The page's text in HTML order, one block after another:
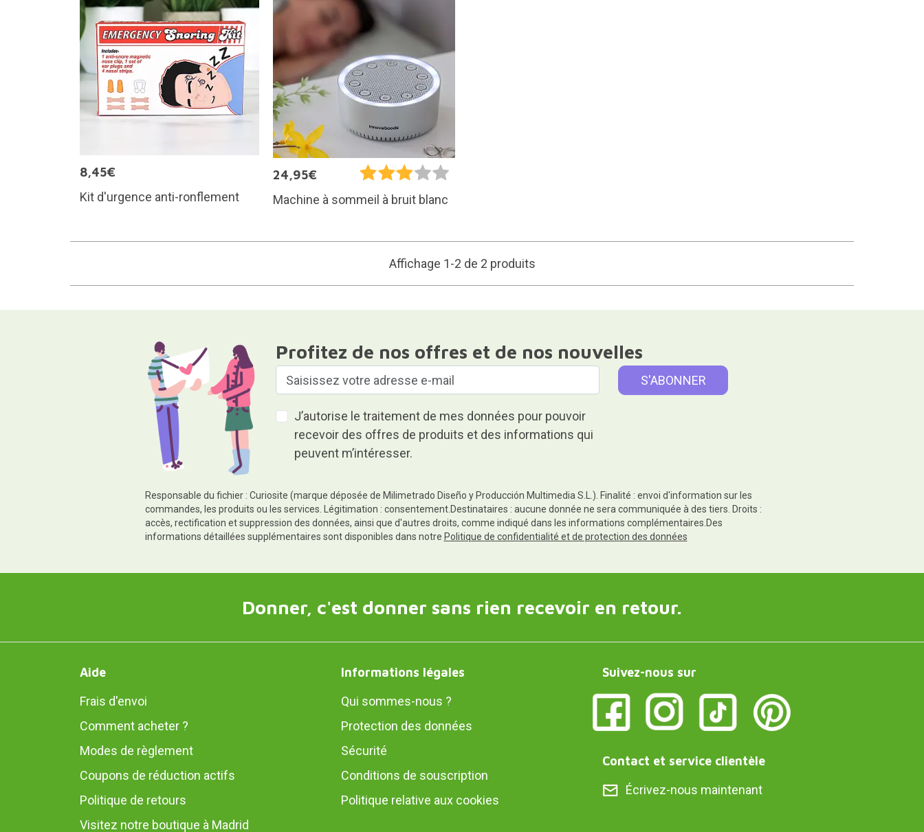
8,45€
Kit d'urgence anti-ronflement
24,95€
Machine à sommeil à bruit blanc
Affichage 1-2 de 2 produits
Profitez de nos offres et de nos nouvelles
J’autorise le traitement de mes données pour pouvoir
recevoir des offres de produits et des informations qui
peuvent m’intéresser.
Responsable du fichier : Curiosite (marque déposée de Milimetrado Diseño y Producción Multimedia S.L.). Finalité : envoi d'information sur les
commandes, les produits ou les services. Légitimation : consentement.Destinataires : aucune donnée ne sera communiquée à des tiers. Droits :
accès, rectification et suppression des données, ainsi que d'autres droits, comme indiqué dans les informations complémentaires.Des
informations détaillées supplémentaires sont disponibles dans notre Politique de confidentialité et de protection des données
Donner, c'est donner sans rien recevoir en retour.
Aide
Frais d'envoi
Comment acheter ?
Modes de règlement
Coupons de réduction actifs
Politique de retours
Visitez notre boutique à Madrid
Informations légales
Qui sommes-nous ?
Protection des données
Sécurité
Conditions de souscription
Politique relative aux cookies
Suivez-nous sur
Contact et service clientèle
Écrivez-nous maintenant